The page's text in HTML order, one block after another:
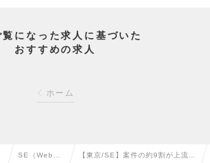
覧になった求人に基づいた
おすすめの求人
ホーム
SE（Web・ 【東京/SE】案件の約9割が上流工